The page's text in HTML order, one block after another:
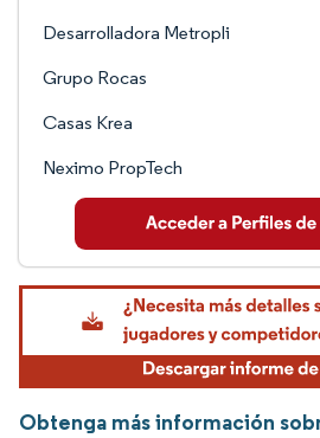
Desarrolladora Metropli
Grupo Rocas
Casas Krea
Neximo PropTech
Obtenga más información